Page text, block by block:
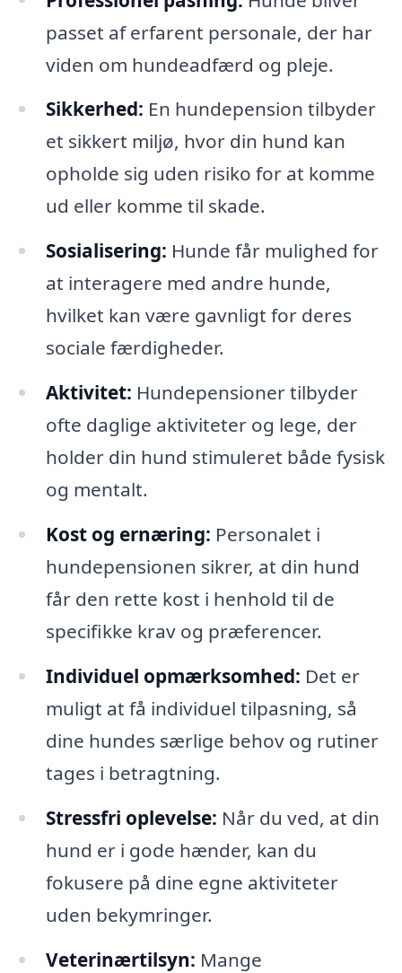
passet af erfarent personale, der har
viden om hundeadfærd og pleje.
Sikkerhed: En hundepension tilbyder
et sikkert miljø, hvor din hund kan
opholde sig uden risiko for at komme
ud eller komme til skade.
Sosialisering: Hunde får mulighed for
at interagere med andre hunde,
hvilket kan være gavnligt for deres
sociale færdigheder.
Aktivitet: Hundepensioner tilbyder
ofte daglige aktiviteter og lege, der
holder din hund stimuleret både fysisk
og mentalt.
Kost og ernæring: Personalet i
hundepensionen sikrer, at din hund
får den rette kost i henhold til de
specifikke krav og præferencer.
Individuel opmærksomhed: Det er
muligt at få individuel tilpasning, så
dine hundes særlige behov og rutiner
tages i betragtning.
Stressfri oplevelse: Når du ved, at din
hund er i gode hænder, kan du
fokusere på dine egne aktiviteter
uden bekymringer.
Veterinærtilsyn: Mange